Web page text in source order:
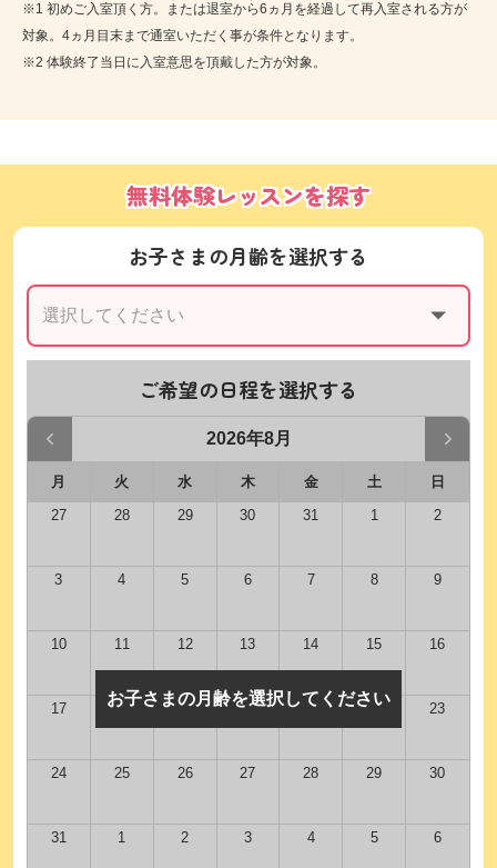
※1 初めご入室頂く方。または退室から6ヵ月を経過して再入室される方が
対象。4ヵ月目末まで通室いただく事が条件となります。
※2 体験終了当日に入室意思を頂戴した方が対象。
無料体験レッスンを探す
お子さまの月齢を選択する
ご希望の日程を選択する
2026年8月
月 火 水 木 金 土
日
27
28 29 30 31 1 2
3 4 5 6 7 8 9
10 11 12 13 14 15 16
17 18 19 20 21 22 23
24 25 26 27 28 29 30
31 1 2 3 4 5 6
お子さまの月齢を選択してください